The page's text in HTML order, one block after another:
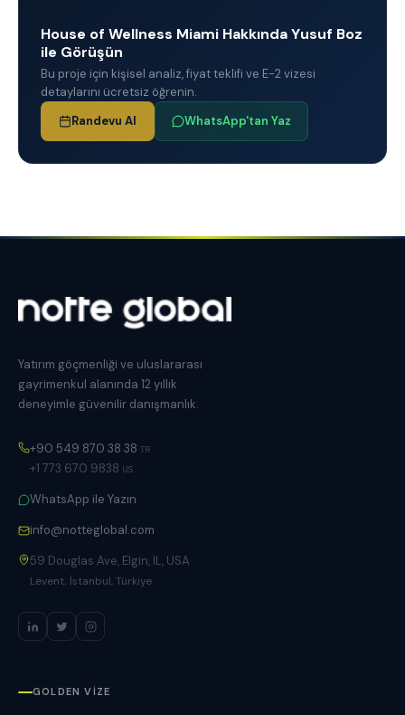
House of Wellness Miami Hakkında Yusuf Boz
ile Görüşün
Bu proje için kişisel analiz, fiyat teklifi ve E-2 vizesi
detaylarını ücretsiz öğrenin.
Randevu Al
WhatsApp'tan Yaz
Yatırım göçmenliği ve uluslararası
gayrimenkul alanında 12 yıllık
deneyimle güvenilir danışmanlık.
+90 549 870 38 38 TR
+1 773 670 9838 US
WhatsApp ile Yazın
info@notteglobal.com
59 Douglas Ave, Elgin, IL, USA
Levent, İstanbul, Türkiye
GOLDEN VIZE